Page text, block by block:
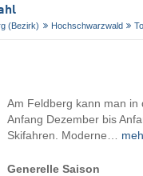
(Bezirk) Hochschwarzwald
Am Feldberg kann man in
Anfang Dezember bis
Skifahren. Moderne…
Generelle Saison